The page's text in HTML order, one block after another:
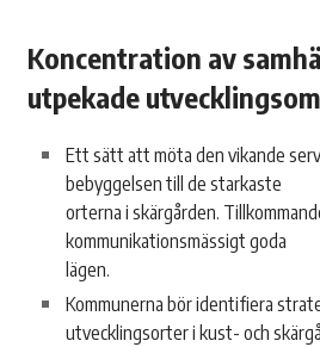
Koncentration av
utpekade
Ett sätt att möta den vikande
bebyggelsen till de starkaste
orterna i skärgården.
kommunikationsmässigt goda
lägen.
Kommunerna bör identifiera
utvecklingsorter i kust- och